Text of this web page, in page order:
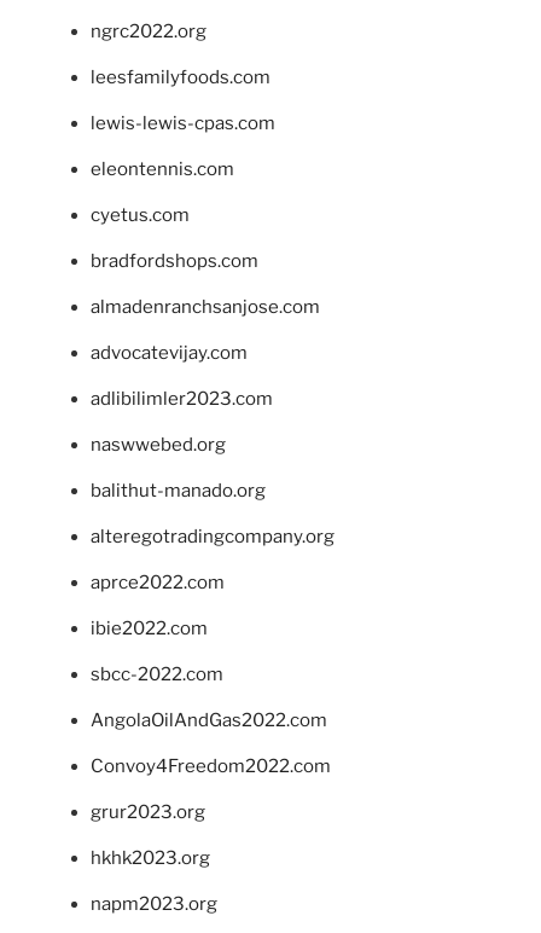
ngrc2022.org
leesfamilyfoods.com
lewis-lewis-cpas.com
eleontennis.com
cyetus.com
bradfordshops.com
almadenranchsanjose.com
advocatevijay.com
adlibilimler2023.com
naswwebed.org
balithut-manado.org
alteregotradingcompany.org
aprce2022.com
ibie2022.com
sbcc-2022.com
AngolaOilAndGas2022.com
Convoy4Freedom2022.com
grur2023.org
hkhk2023.org
napm2023.org